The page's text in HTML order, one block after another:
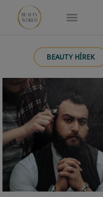
BEAUTY HÍREK